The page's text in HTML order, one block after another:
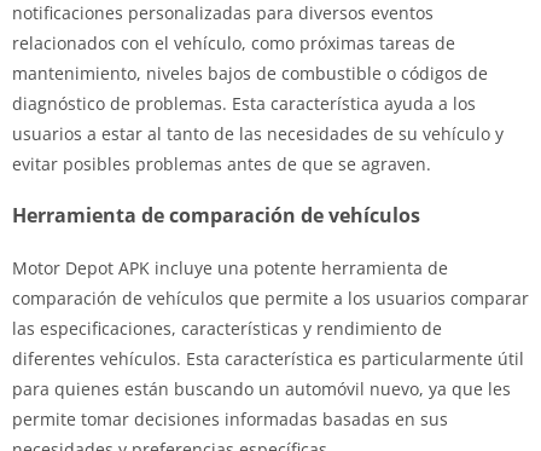
notificaciones personalizadas para diversos eventos
relacionados con el vehículo, como próximas tareas de
mantenimiento, niveles bajos de combustible o códigos de
diagnóstico de problemas. Esta característica ayuda a los
usuarios a estar al tanto de las necesidades de su vehículo y
evitar posibles problemas antes de que se agraven.
Herramienta de comparación de vehículos
Motor Depot APK incluye una potente herramienta de
comparación de vehículos que permite a los usuarios comparar
las especificaciones, características y rendimiento de
diferentes vehículos. Esta característica es particularmente útil
para quienes están buscando un automóvil nuevo, ya que les
permite tomar decisiones informadas basadas en sus